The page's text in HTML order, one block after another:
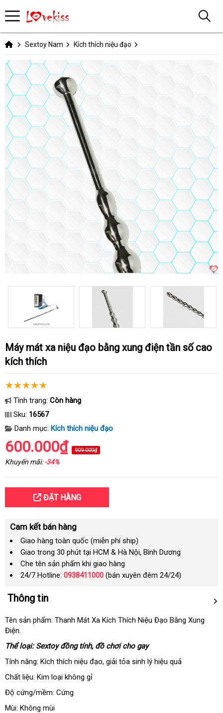
Sextoy Nam Kích thích niệu đạo
Máy mát xa niệu đạo bằng xung điện tần số cao
kích thích
Tình trạng: Còn hàng
Sku: 16567
Danh mục: Kích thích niệu đạo
600.000₫ 909.000₫
Khuyến mãi:-34%
ĐẶT HÀNG
Cam kết bán hàng
Giao hàng toàn quốc (miễn phí ship)
Giao trong 30 phút tại HCM & Hà Nội, Bình Dương
Che tên sản phẩm khi giao hàng
24/7 Hotline: 0938411000 (bán xuyên đêm 24/24)
Thông tin
Tên sản phẩm: Thanh Mát Xa Kích Thích Niệu Đạo Bằng Xung
Điện.
Thể loại: Sextoy đồng tính, đồ chơi cho gay
Tính năng: Kích thích niệu đạochợ
, giải tỏa sinh lý hiệu quả
Chất liệu: Kim loại không gỉ
Độ cứng/mềm: Cứng
Mùi: Không mùi